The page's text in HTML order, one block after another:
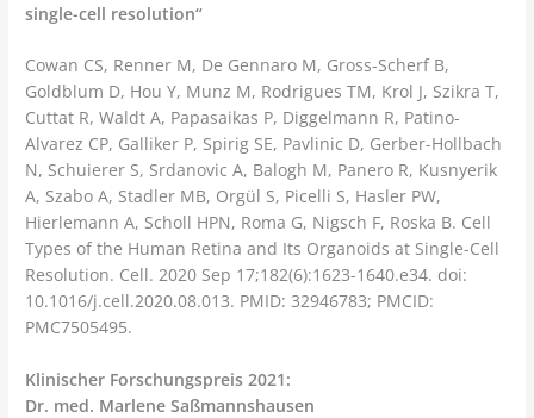
single-cell resolution“
Cowan CS, Renner M, De Gennaro M, Gross-Scherf B,
Goldblum D, Hou Y, Munz M, Rodrigues TM, Krol J, Szikra T,
Cuttat R, Waldt A, Papasaikas P, Diggelmann R, Patino-
Alvarez CP, Galliker P, Spirig SE, Pavlinic D, Gerber-Hollbach
N, Schuierer S, Srdanovic A, Balogh M, Panero R, Kusnyerik
A, Szabo A, Stadler MB, Orgül S, Picelli S, Hasler PW,
Hierlemann A, Scholl HPN, Roma G, Nigsch F, Roska B. Cell
Types of the Human Retina and Its Organoids at Single-Cell
Resolution. Cell. 2020 Sep 17;182(6):1623-1640.e34. doi:
10.1016/j.cell.2020.08.013. PMID: 32946783; PMCID:
PMC7505495.
Klinischer Forschungspreis 2021:
Dr. med. Marlene Saßmannshausen